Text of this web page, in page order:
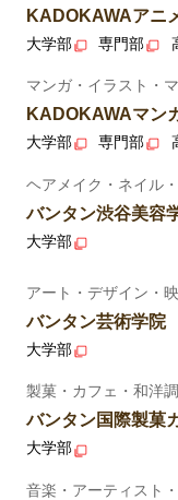
KADOKAWAアニ
大学部 専門部
マンガ・イラスト・
KADOKAWAマン
大学部 専門部
ヘアメイク・ネイル
バンタン渋谷美容
大学部
アート・デザイン・
バンタン芸術学院
大学部
製菓・カフェ・和洋
バンタン国際製菓
大学部
音楽・アーティスト